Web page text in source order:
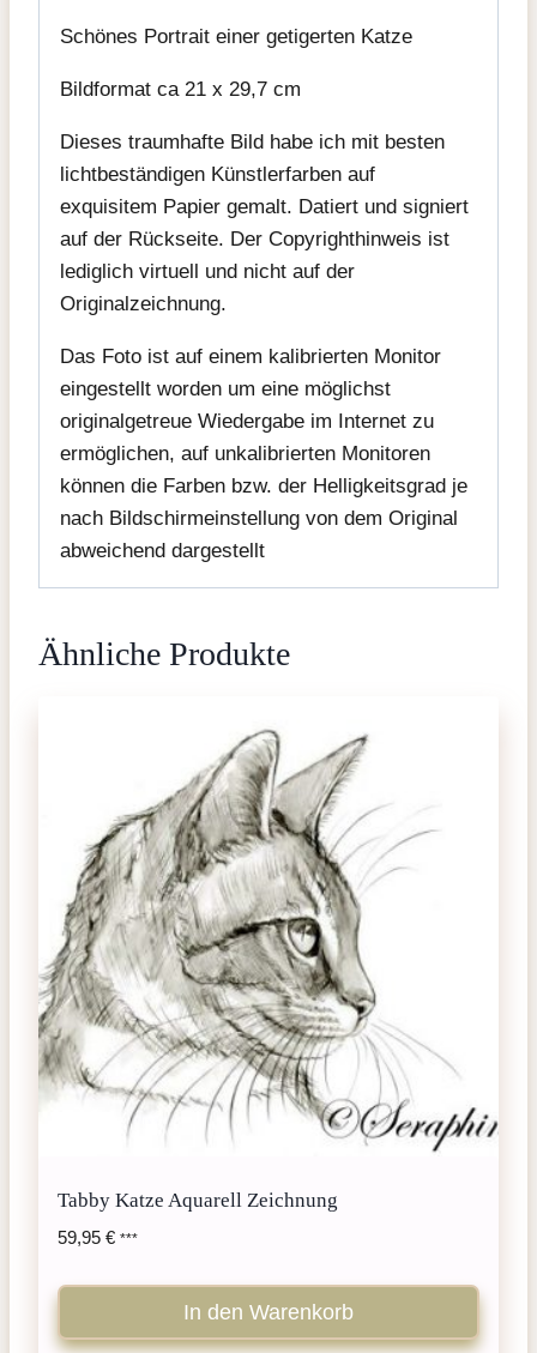
Schönes Portrait einer getigerten Katze
Bildformat ca 21 x 29,7 cm
Dieses traumhafte Bild habe ich mit besten
lichtbeständigen Künstlerfarben auf
exquisitem Papier gemalt. Datiert und signiert
auf der Rückseite. Der Copyrighthinweis ist
lediglich virtuell und nicht auf der
Originalzeichnung.
Das Foto ist auf einem kalibrierten Monitor
eingestellt worden um eine möglichst
originalgetreue Wiedergabe im Internet zu
ermöglichen, auf unkalibrierten Monitoren
können die Farben bzw. der Helligkeitsgrad je
nach Bildschirmeinstellung von dem Original
abweichend dargestellt
Ähnliche Produkte
Tabby Katze Aquarell Zeichnung
59,95 € ***
In den Warenkorb